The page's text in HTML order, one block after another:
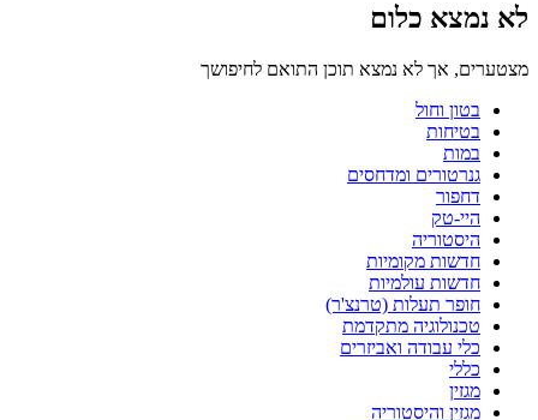
לא נמצא כלום
מצטערים, אך לא נמצא תוכן התואם לחיפושך
בטון וחול
בטיחות
במות
גנרטורים ומדחסים
דחפור
היי-טק
היסטוריה
חדשות מקומיות
חדשות עולמיות
חופר תעלות (טרנצ'ר)
טכנולוגיה מתקדמת
כלי עבודה ואביזרים
כללי
מגזין
מגזין והיסטוריה